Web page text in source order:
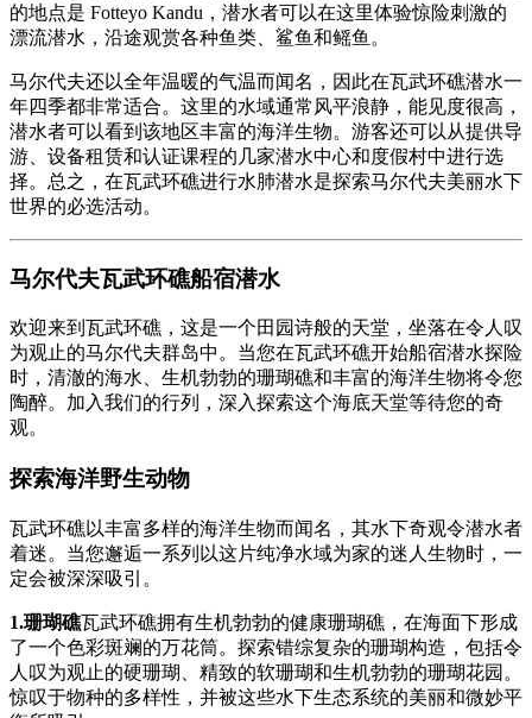
的地点是 Fotteyo Kandu，潜水者可以在这里体验惊险刺激的
漂流潜水，沿途观赏各种鱼类、鲨鱼和鳐鱼。
马尔代夫还以全年温暖的气温而闻名，因此在瓦武环礁潜水一
年四季都非常适合。这里的水域通常风平浪静，能见度很高，
潜水者可以看到该地区丰富的海洋生物。游客还可以从提供导
游、设备租赁和认证课程的几家潜水中心和度假村中进行选
择。总之，在瓦武环礁进行水肺潜水是探索马尔代夫美丽水下
世界的必选活动。
马尔代夫瓦武环礁船宿潜水
欢迎来到瓦武环礁，这是一个田园诗般的天堂，坐落在令人叹
为观止的马尔代夫群岛中。当您在瓦武环礁开始船宿潜水探险
时，清澈的海水、生机勃勃的珊瑚礁和丰富的海洋生物将令您
陶醉。加入我们的行列，深入探索这个海底天堂等待您的奇
观。
探索海洋野生动物
瓦武环礁以丰富多样的海洋生物而闻名，其水下奇观令潜水者
着迷。当您邂逅一系列以这片纯净水域为家的迷人生物时，一
定会被深深吸引。
1.珊瑚礁瓦武环礁拥有生机勃勃的健康珊瑚礁，在海面下形成
了一个色彩斑斓的万花筒。探索错综复杂的珊瑚构造，包括令
人叹为观止的硬珊瑚、精致的软珊瑚和生机勃勃的珊瑚花园。
惊叹于物种的多样性，并被这些水下生态系统的美丽和微妙平